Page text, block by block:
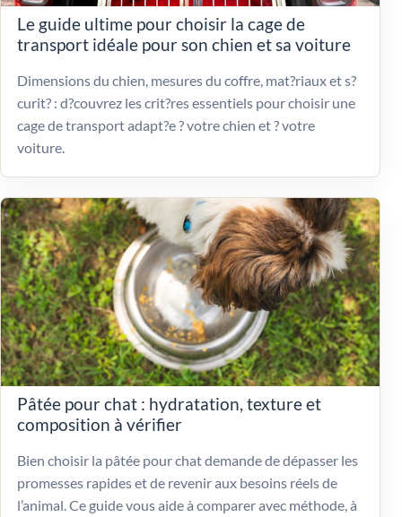
Le guide ultime pour choisir la cage de
transport idéale pour son chien et sa voiture
Dimensions du chien, mesures du coffre, mat?riaux et s?
curit? : d?couvrez les crit?res essentiels pour choisir une
cage de transport adapt?e ? votre chien et ? votre
voiture.
Pâtée pour chat : hydratation, texture et
composition à vérifier
Bien choisir la pâtée pour chat demande de dépasser les
promesses rapides et de revenir aux besoins réels de
l’animal. Ce guide vous aide à comparer avec méthode, à